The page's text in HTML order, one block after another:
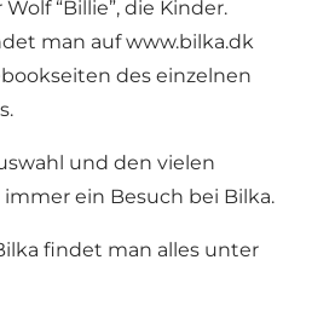
“Billie”, die Kinder.
man aufwww.bilka.dk
des einzelnen
und den vielen
ein Besuch bei Bilka.
findet man alles unter